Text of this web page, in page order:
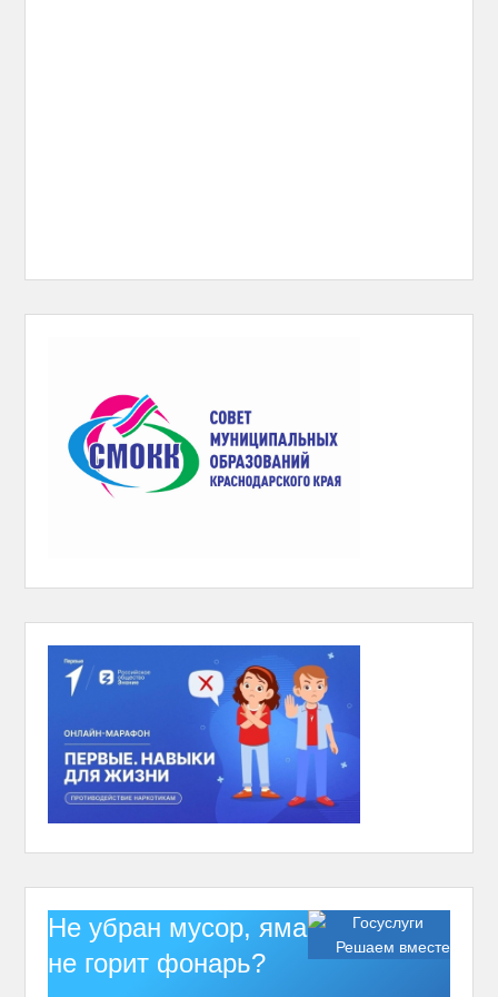
Решаем вместе
Не убран мусор, яма на дороге,
не горит фонарь?